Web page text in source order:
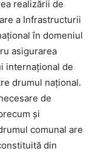
realizării de
a Infrastructurii
în domeniul
asigurarea
internațional de
drumul național.
de
și
comunal are
din